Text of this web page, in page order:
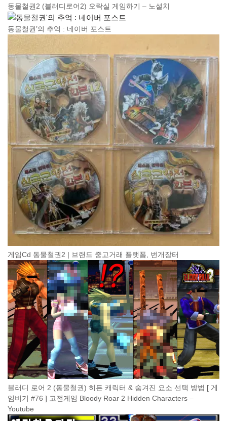
동물철권2 (블러디로어2) 오락실 게임하기 – 노설치
동물철권’의 추억 : 네이버 포스트
게임Cd 동물철권2 | 브랜드 중고거래 플랫폼, 번개장터
블러디 로어 2 (동물철권) 히든 캐릭터 & 숨겨진 요소 선택 방법 [ 게
임비기 #76 ] 고전게임 Bloody Roar 2 Hidden Characters –
Youtube